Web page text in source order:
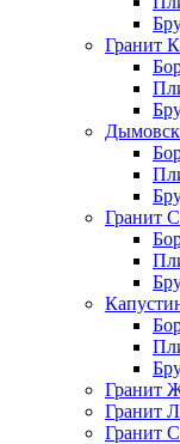
Гранит
Гранит
Гранит
Гранит
Гранит